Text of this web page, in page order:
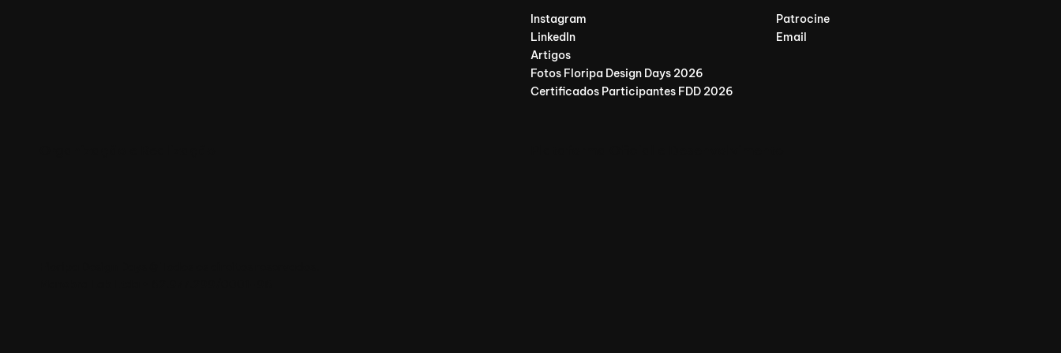
Instagram
LinkedIn
Artigos
Fotos Floripa Design Days 2026
Certificados Participantes FDD 2026
Patrocine
Email